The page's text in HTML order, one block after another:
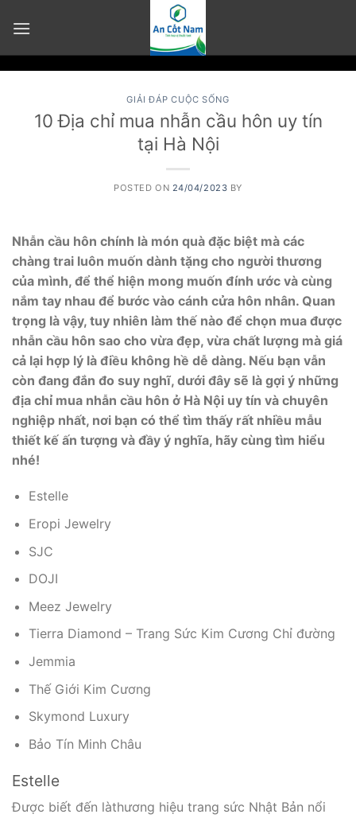
GIẢI ĐÁP CUỘC SỐNG
10 Địa chỉ mua nhẫn cầu hôn uy tín
tại Hà Nội
POSTED ON 24/04/2023 BY
Nhẫn cầu hôn chính là món quà đặc biệt mà các
chàng trai luôn muốn dành tặng cho người thương
của mình, để thể hiện mong muốn đính ước và cùng
nắm tay nhau để bước vào cánh cửa hôn nhân. Quan
trọng là vậy, tuy nhiên làm thế nào để chọn mua được
nhẫn cầu hôn sao cho vừa đẹp, vừa chất lượng mà giá
cả lại hợp lý là điều không hề dễ dàng. Nếu bạn vẫn
còn đang đắn đo suy nghĩ, dưới đây sẽ là gợi ý những
địa chỉ mua nhẫn cầu hôn ở Hà Nội uy tín và chuyên
nghiệp nhất, nơi bạn có thể tìm thấy rất nhiều mẫu
thiết kế ấn tượng và đầy ý nghĩa, hãy cùng tìm hiểu
nhé!
Estelle
Eropi Jewelry
SJC
DOJI
Meez Jewelry
Tierra Diamond – Trang Sức Kim Cương Chỉ đường
Jemmia
Thế Giới Kim Cương
Skymond Luxury
Bảo Tín Minh Châu
Estelle
Được biết đến làthương hiệu trang sức Nhật Bản nổi